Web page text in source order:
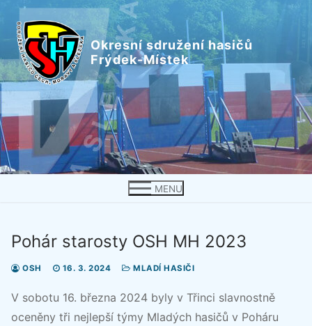
Přeskočit
obsah
Okresní sdružení hasičů
Frýdek-Místek
MENU
Pohár starosty OSH MH 2023
OSH 16. 3. 2024 MLADÍ HASIČI
V sobotu 16. března 2024 byly v Třinci slavnostně
oceněny tři nejlepší týmy Mladých hasičů v Poháru